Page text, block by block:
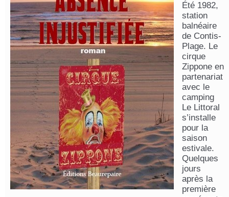
Été 1982,
station
balnéaire
de Contis-
Plage. Le
cirque
Zippone en
partenariat
avec le
camping
Le Littoral
s’installe
pour la
saison
estivale.
Quelques
jours
après la
première